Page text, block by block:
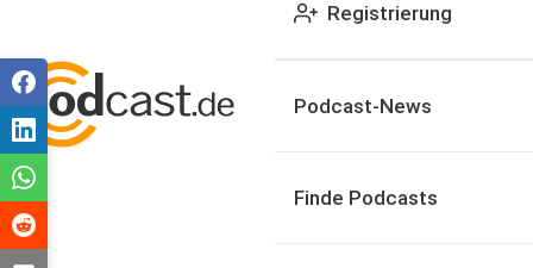
Registrierung
Podcast-News
Finde Podcasts